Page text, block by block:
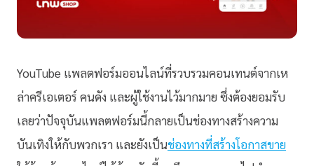
YouTube แพลตฟอร์มออนไลน์ที่รวบรวมคอนเทนต์จากเห
ล่าครีเอเตอร์ คนดัง และผู้ใช้งานไว้มากมาย ซึ่งต้องยอมรับ
เลยว่าปัจจุบันแพลตฟอร์มนี้กลายเป็นช่องทางสร้างความ
บันเทิงให้กับพวกเรา และยังเป็นช่องทางที่สร้างโอกาสขาย